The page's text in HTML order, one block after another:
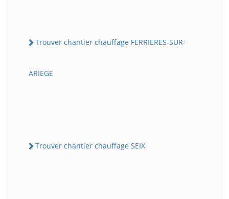
Trouver chantier chauffage FERRIERES-SUR-
ARIEGE
Trouver chantier chauffage SEIX